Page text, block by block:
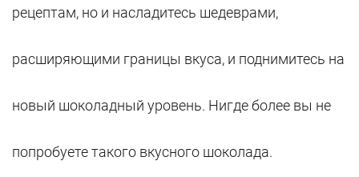
рецептам, но и насладитесь шедеврами,
расширяющими границы вкуса, и поднимитесь на
новый шоколадный уровень. Нигде более вы не
попробуете такого вкусного шоколада.